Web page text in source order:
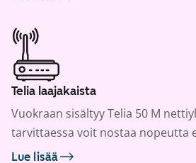
Telia laajakaista
Vuokraan sisältyy Telia 50 M
tarvittaessa voit nostaa nopeutta
Lue lisää